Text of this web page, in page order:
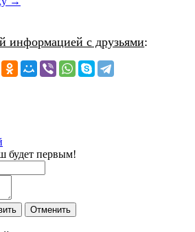
информацией с друзьями:
будет первым!